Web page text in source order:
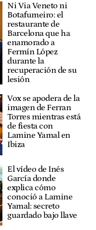
Ni Via Veneto ni
Botafumeiro: el
restaurante de
Barcelona que ha
enamorado a
Fermín López
durante la
recuperación de su
lesión
Vox se apodera de la
imagen de Ferran
Torres mientras está
de fiesta con
Lamine Yamal en
Ibiza
El vídeo de Inés
García donde
explica cómo
conoció a Lamine
Yamal: secreto
guardado bajo llave